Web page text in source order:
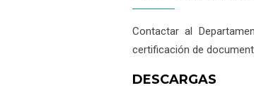
Contactar al
certificación de
DESCARGAS